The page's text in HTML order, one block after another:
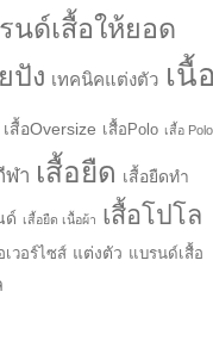
นด์เสื้อให้ยอด
ปัง เทคนิคแต่งตัว เนื้อ
เสื้อOversize เสื้อPolo เสื้อ Polo
ฬา เสื้อยืด เสื้อยืดทำ
ด์ เสื้อยืด เนื้อผ้า เสื้อโปโล
เวอร์ไซส์ แต่งตัว แบรนด์เสื้อ